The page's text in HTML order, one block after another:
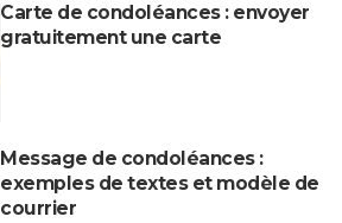
Carte de condoléances : envoyer
gratuitement une carte
Message de condoléances :
exemples de textes et modèle de
courrier